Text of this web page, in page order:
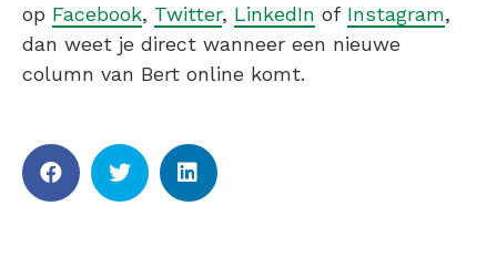
op Facebook, Twitter, LinkedIn of Instagram,
dan weet je direct wanneer een nieuwe
column van Bert online komt.